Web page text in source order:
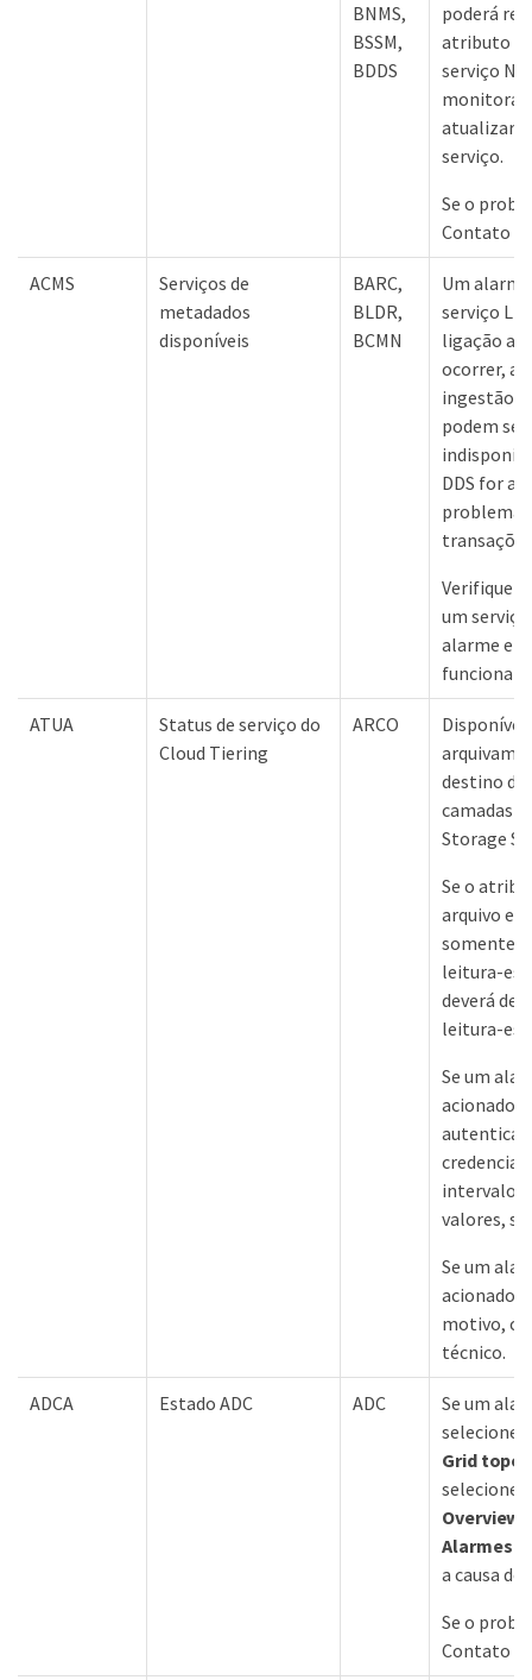
BNMS,
BSSM,
BDDS
poderá
atributo
serviço
monitorar
atualizar
serviço.
Se o
Contato
ACMS
Serviços de
metadados
disponíveis
BARC,
BLDR,
BCMN
Um
serviço
ligação a
ocorrer,
ingestão
podem ser
DDS for
problema
Verifique
um
alarme e
ATUA
Status de serviço do
Cloud Tiering
ARCO
Disponível
destino de
camadas
Storage
Se o
arquivo
somente
leitura-
deverá
leitura-
Se um
acionado
intervalo
valores,
Se um
acionado
motivo,
técnico.
ADCA Estado ADC ADC
Se um
selecione
Grid
selecione
Overview
Alarmes
a causa do
Se o
Contato